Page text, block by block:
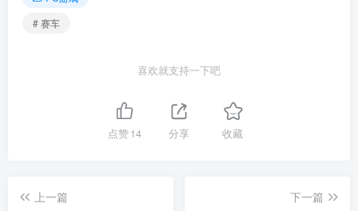
# 赛车
喜欢就支持一下吧
点赞14 分享 收藏
上一篇
下一篇